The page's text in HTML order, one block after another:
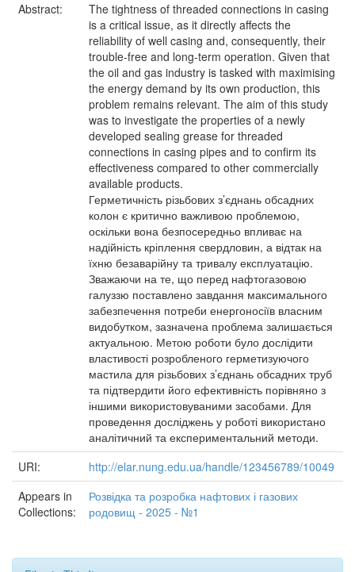
Abstract:
The tightness of threaded connections in casing
is a critical issue, as it directly affects the
reliability of well casing and, consequently, their
trouble-free and long-term operation. Given that
the oil and gas industry is tasked with maximising
the energy demand by its own production, this
problem remains relevant. The aim of this study
was to investigate the properties of a newly
developed sealing grease for threaded
connections in casing pipes and to confirm its
effectiveness compared to other commercially
available products.
Герметичність різьбових з’єднань обсадних
колон є критично важливою проблемою,
оскільки вона безпосередньо впливає на
надійність кріплення свердловин, а відтак на
їхню безаварійну та тривалу експлуатацію.
Зважаючи на те, що перед нафтогазовою
галуззю поставлено завдання максимального
забезпечення потреби енергоносіїв власним
видобутком, зазначена проблема залишається
актуальною. Метою роботи було дослідити
властивості розробленого герметизуючого
мастила для різьбових з’єднань обсадних труб
та підтвердити його ефективність порівняно з
іншими використовуваними засобами. Для
проведення досліджень у роботі використано
аналітичний та експериментальний методи.
URI:
http://elar.nung.edu.ua/handle/123456789/10049
Appears in
Collections:
Розвідка та розробка нафтових і газових
родовищ - 2025 - №1